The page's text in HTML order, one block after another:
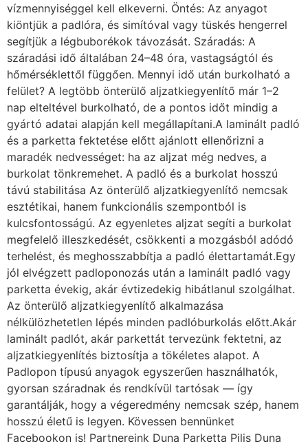
vízmennyiséggel kell elkeverni. Öntés: Az anyagot
kiöntjük a padlóra, és simítóval vagy tüskés hengerrel
segítjük a légbuborékok távozását. Száradás: A
száradási idő általában 24–48 óra, vastagságtól és
hőmérséklettől függően. Mennyi idő után burkolható a
felület? A legtöbb önterülő aljzatkiegyenlítő már 1–2
nap elteltével burkolható, de a pontos időt mindig a
gyártó adatai alapján kell megállapítani.A laminált padló
és a parketta fektetése előtt ajánlott ellenőrizni a
maradék nedvességet: ha az aljzat még nedves, a
burkolat tönkremehet. A padló és a burkolat hosszú
távú stabilitása Az önterülő aljzatkiegyenlítő nemcsak
esztétikai, hanem funkcionális szempontból is
kulcsfontosságú. Az egyenletes aljzat segíti a burkolat
megfelelő illeszkedését, csökkenti a mozgásból adódó
terhelést, és meghosszabbítja a padló élettartamát.Egy
jól elvégzett padloponozás után a laminált padló vagy
parketta évekig, akár évtizedekig hibátlanul szolgálhat.
Az önterülő aljzatkiegyenlítő alkalmazása
nélkülözhetetlen lépés minden padlóburkolás előtt.Akár
laminált padlót, akár parkettát tervezünk fektetni, az
aljzatkiegyenlítés biztosítja a tökéletes alapot. A
Padlopon típusú anyagok egyszerűen használhatók,
gyorsan száradnak és rendkívül tartósak — így
garantálják, hogy a végeredmény nemcsak szép, hanem
hosszú életű is legyen. Kövessen bennünket
Facebookon is! Partnereink Duna Parketta Pilis Duna